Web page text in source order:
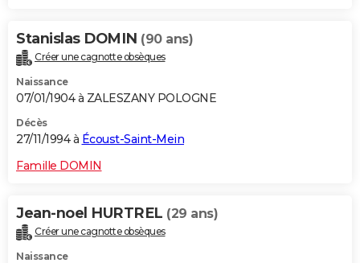
Stanislas DOMIN (90 ans)
Créer une cagnotte obsèques
Naissance
07/01/1904 à ZALESZANY POLOGNE
Décès
27/11/1994 à Écoust-Saint-Mein
Famille DOMIN
Jean-noel HURTREL (29 ans)
Créer une cagnotte obsèques
Naissance